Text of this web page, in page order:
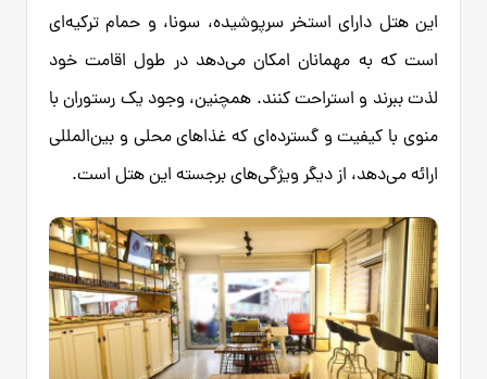
این هتل دارای استخر سرپوشیده، سونا، و حمام ترکیه‌ای
است که به مهمانان امکان می‌دهد در طول اقامت خود
لذت ببرند و استراحت کنند. همچنین، وجود یک رستوران با
منوی با کیفیت و گسترده‌ای که غذاهای محلی و بین‌المللی
ارائه می‌دهد، از دیگر ویژگی‌های برجسته این هتل است.